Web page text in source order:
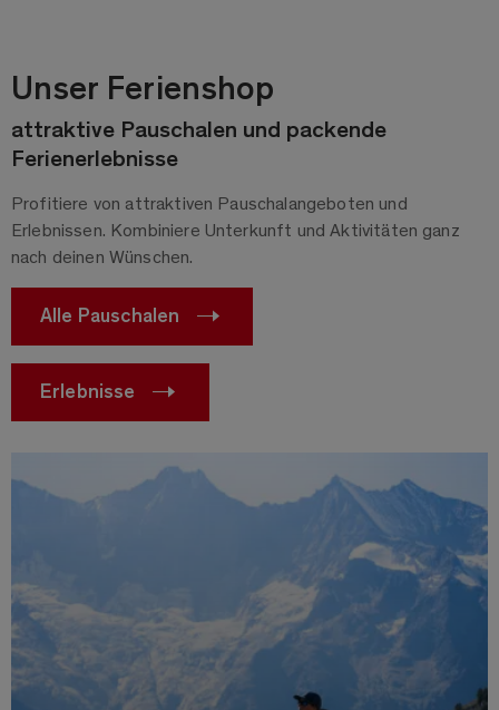
Unser Ferienshop
attraktive Pauschalen und packende
Ferienerlebnisse
Profitiere von attraktiven Pauschalangeboten und
Erlebnissen. Kombiniere Unterkunft und Aktivitäten ganz
nach deinen Wünschen.
Alle Pauschalen
Erlebnisse